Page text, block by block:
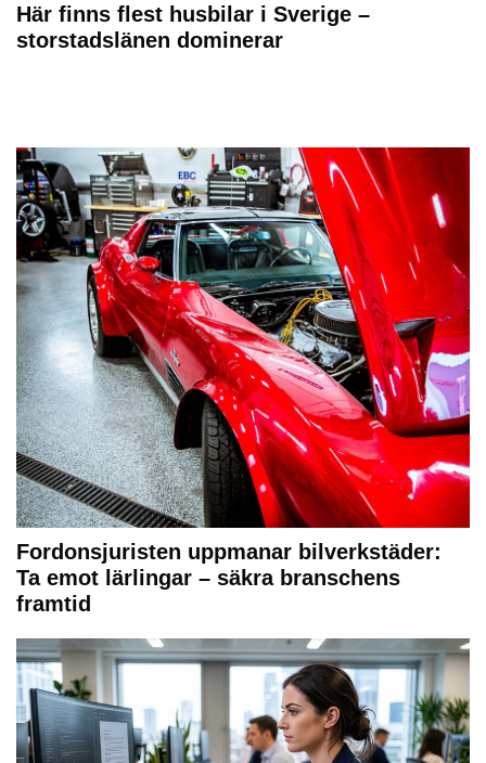
Här finns flest husbilar i Sverige –
storstadslänen dominerar
Fordonsjuristen uppmanar bilverkstäder:
Ta emot lärlingar – säkra branschens
framtid